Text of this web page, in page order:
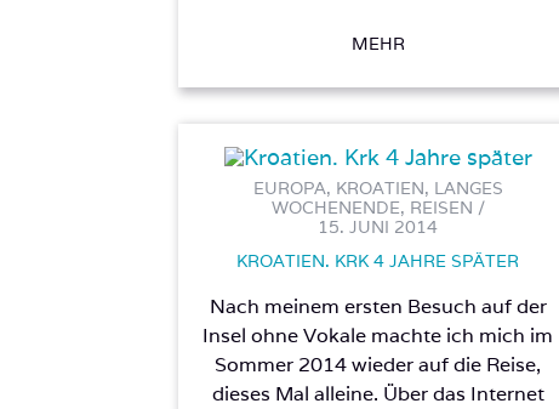
MEHR
EUROPA, KROATIEN, LANGES
WOCHENENDE, REISEN /
15. JUNI 2014
KROATIEN. KRK 4 JAHRE SPÄTER
Nach meinem ersten Besuch auf der
Insel ohne Vokale machte ich mich im
Sommer 2014 wieder auf die Reise,
dieses Mal alleine. Über das Internet